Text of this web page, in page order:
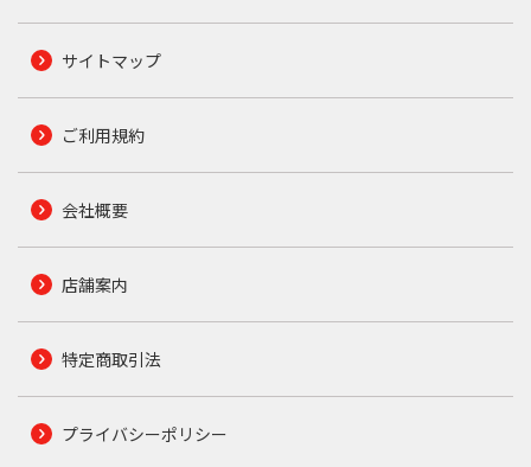
サイトマップ
ご利用規約
会社概要
店舗案内
特定商取引法
プライバシーポリシー